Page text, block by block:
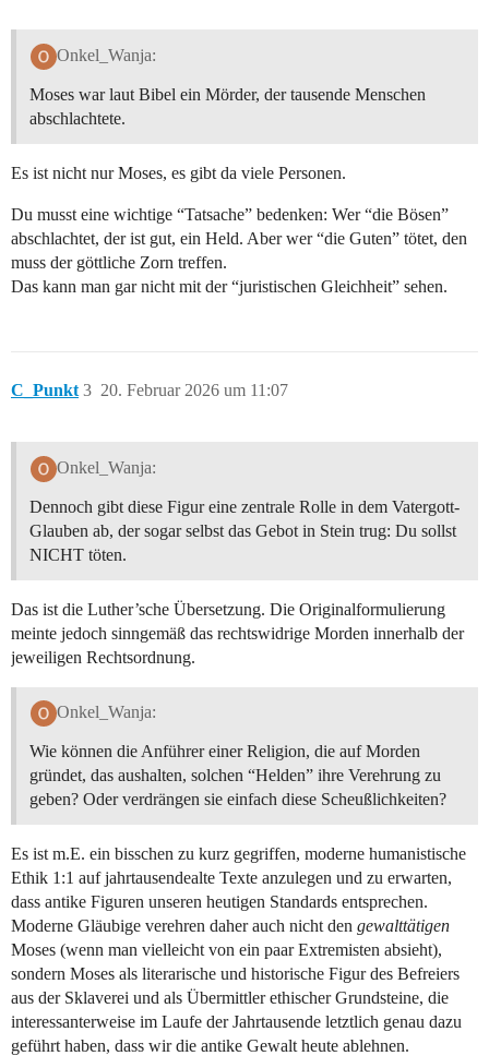
Onkel_Wanja:
Moses war laut Bibel ein Mörder, der tausende Menschen
abschlachtete.
Es ist nicht nur Moses, es gibt da viele Personen.
Du musst eine wichtige “Tatsache” bedenken: Wer “die Bösen”
abschlachtet, der ist gut, ein Held. Aber wer “die Guten” tötet, den
muss der göttliche Zorn treffen.
Das kann man gar nicht mit der “juristischen Gleichheit” sehen.
C_Punkt 20. Februar 2026 um 11:07
3
Onkel_Wanja:
Dennoch gibt diese Figur eine zentrale Rolle in dem Vatergott-
Glauben ab, der sogar selbst das Gebot in Stein trug: Du sollst
NICHT töten.
Das ist die Luther’sche Übersetzung. Die Originalformulierung
meinte jedoch sinngemäß das rechtswidrige Morden innerhalb der
jeweiligen Rechtsordnung.
Onkel_Wanja:
Wie können die Anführer einer Religion, die auf Morden
gründet, das aushalten, solchen “Helden” ihre Verehrung zu
geben? Oder verdrängen sie einfach diese Scheußlichkeiten?
Es ist m.E. ein bisschen zu kurz gegriffen, moderne humanistische
Ethik 1:1 auf jahrtausendealte Texte anzulegen und zu erwarten,
dass antike Figuren unseren heutigen Standards entsprechen.
Moderne Gläubige verehren daher auch nicht den gewalttätigen
Moses (wenn man vielleicht von ein paar Extremisten absieht),
sondern Moses als literarische und historische Figur des Befreiers
aus der Sklaverei und als Übermittler ethischer Grundsteine, die
interessanterweise im Laufe der Jahrtausende letztlich genau dazu
geführt haben, dass wir die antike Gewalt heute ablehnen.